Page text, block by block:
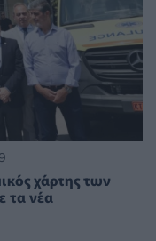
χάρτης των
τα νέα